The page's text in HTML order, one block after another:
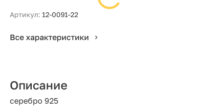
Артикул: 12-0091-22
Все характеристики
Описание
серебро 925